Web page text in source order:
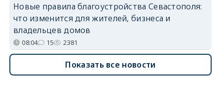
Новые правила благоустройства Севастополя:
что изменится для жителей, бизнеса и
владельцев домов
08:04 15 2381
Показать все новости